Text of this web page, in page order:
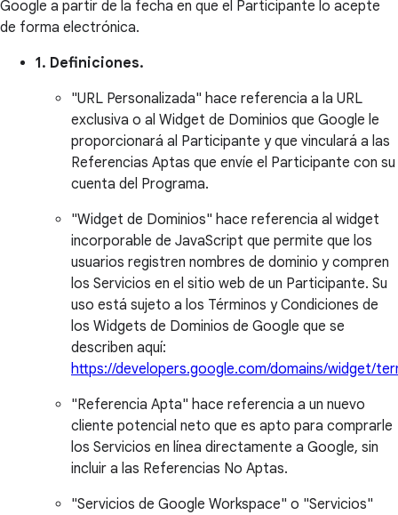
Google a partir de la fecha en que el Participante lo acepte
de forma electrónica.
1. Definiciones.
"URL Personalizada" hace referencia a la URL
exclusiva o al Widget de Dominios que Google le
proporcionará al Participante y que vinculará a las
Referencias Aptas que envíe el Participante con su
cuenta del Programa.
"Widget de Dominios" hace referencia al widget
incorporable de JavaScript que permite que los
usuarios registren nombres de dominio y compren
los Servicios en el sitio web de un Participante. Su
uso está sujeto a los Términos y Condiciones de
los Widgets de Dominios de Google que se
describen aquí:
https://developers.google.com/domains/widget/
"Referencia Apta" hace referencia a un nuevo
cliente potencial neto que es apto para comprarle
los Servicios en línea directamente a Google, sin
incluir a las Referencias No Aptas.
"Servicios de Google Workspace" o "Servicios"